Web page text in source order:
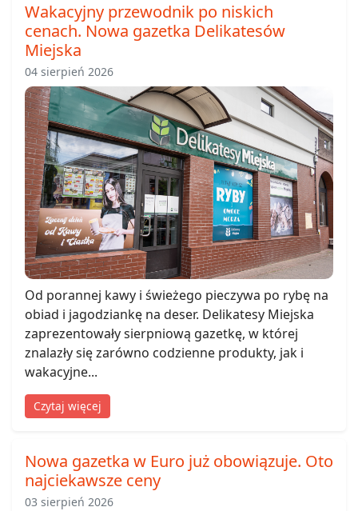
Wakacyjny przewodnik po niskich
cenach. Nowa gazetka Delikatesów
Miejska
04 sierpień 2026
Od porannej kawy i świeżego pieczywa po rybę na
obiad i jagodziankę na deser. Delikatesy Miejska
zaprezentowały sierpniową gazetkę, w której
znalazły się zarówno codzienne produkty, jak i
wakacyjne...
Czytaj więcej
Nowa gazetka w Euro już obowiązuje. Oto
najciekawsze ceny
03 sierpień 2026